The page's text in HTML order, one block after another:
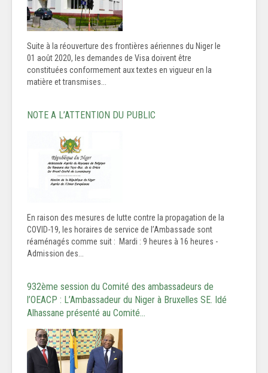
Suite à la réouverture des frontières aériennes du Niger le
01 août 2020, les demandes de Visa doivent être
constituées conformement aux textes en vigueur en la
matière et transmises...
NOTE A L’ATTENTION DU PUBLIC
En raison des mesures de lutte contre la propagation de la
COVID-19, les horaires de service de l’Ambassade sont
réaménagés comme suit : Mardi : 9 heures à 16 heures -
Admission des...
932ème session du Comité des ambassadeurs de
l’OEACP : L’Ambassadeur du Niger à Bruxelles SE. Idé
Alhassane présenté au Comité…